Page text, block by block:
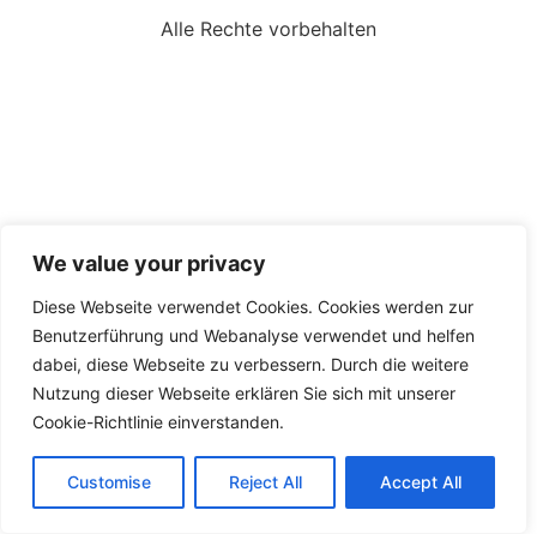
We value your privacy
Diese Webseite verwendet Cookies. Cookies werden zur
Benutzerführung und Webanalyse verwendet und helfen
dabei, diese Webseite zu verbessern. Durch die weitere
Nutzung dieser Webseite erklären Sie sich mit unserer
Cookie-Richtlinie einverstanden.
Customise Reject All Accept All
Alle Rechte vorbehalten